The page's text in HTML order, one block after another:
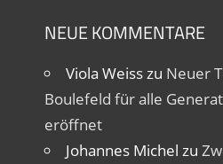
NEUE KOMMENTARE
Viola Weisszu Neuer
Boulefeld für alle
eröffnet
Johannes Michel zu